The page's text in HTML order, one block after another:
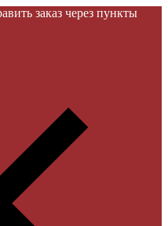
заказ через пункты